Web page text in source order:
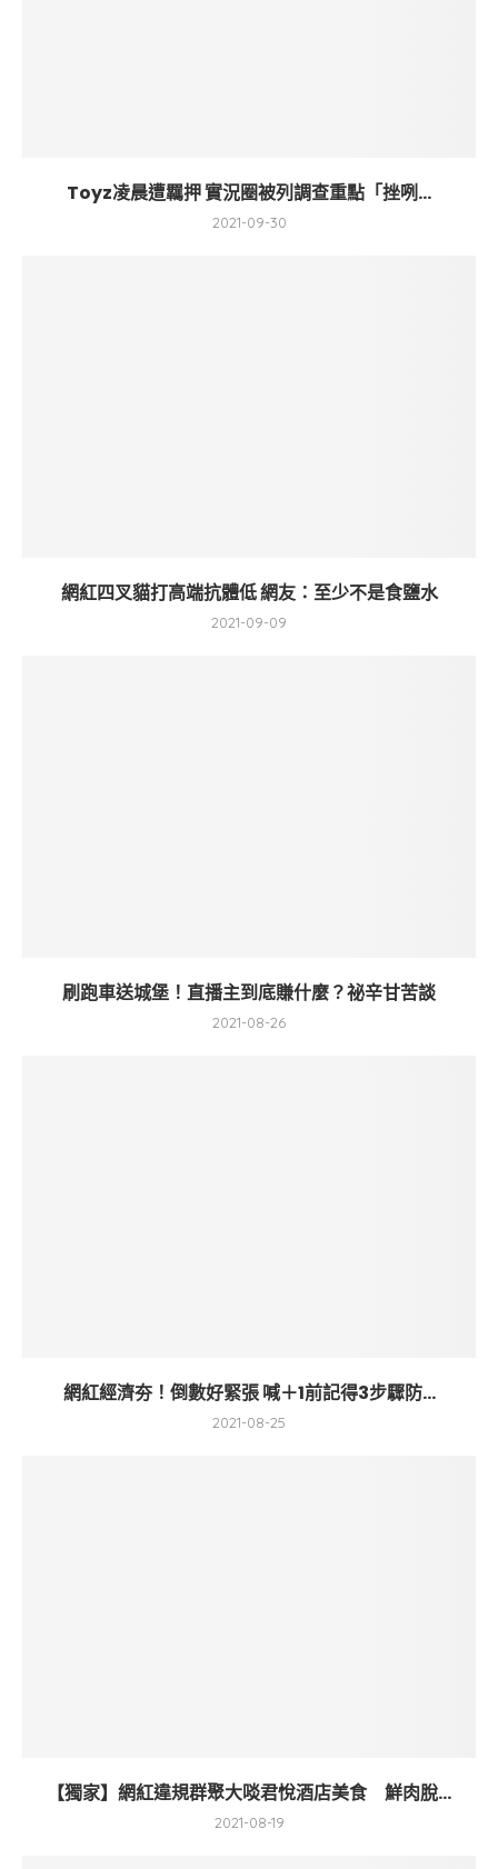
Toyz凌晨遭羈押 實況圈被列調查重點「挫咧...
2021-09-30
網紅四叉貓打高端抗體低 網友：至少不是食鹽水
2021-09-09
刷跑車送城堡！直播主到底賺什麼？祕辛甘苦談
2021-08-26
網紅經濟夯！倒數好緊張 喊＋1前記得3步驟防...
2021-08-25
【獨家】網紅違規群聚大啖君悅酒店美食 鮮肉脫...
2021-08-19